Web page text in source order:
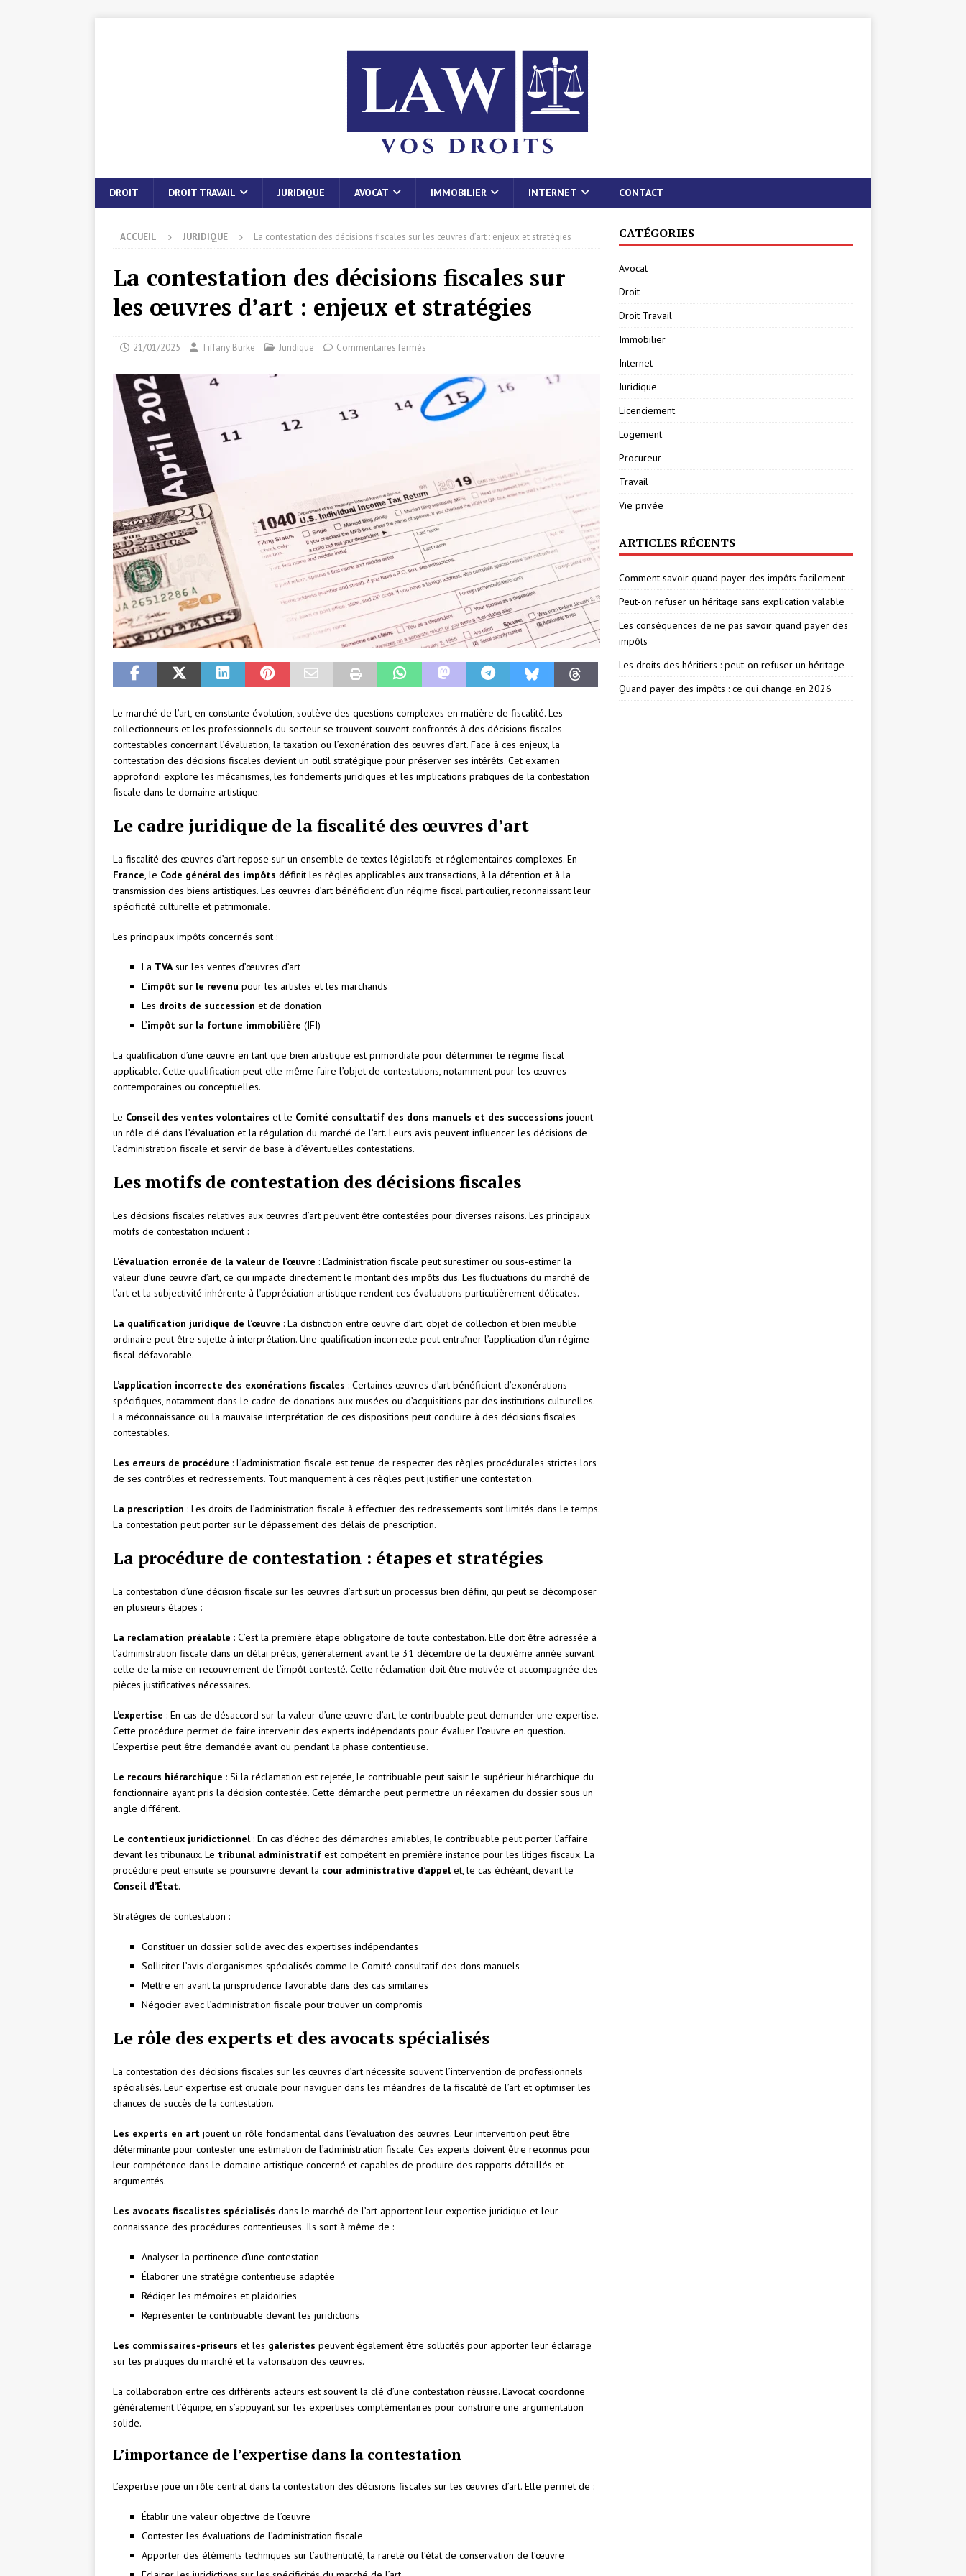
DROIT DROIT TRAVAIL JURIDIQUE AVOCAT IMMOBILIER INTERNET CONTACT
ACCUEIL JURIDIQUE La contestation des décisions fiscales sur les œuvres d’art : enjeux et stratégies
La contestation des décisions fiscales sur
les œuvres d’art : enjeux et stratégies
21/01/2025 Tiffany Burke Juridique Commentaires fermés
Le marché de l’art, en constante évolution, soulève des questions complexes en matière de fiscalité. Les
collectionneurs et les professionnels du secteur se trouvent souvent confrontés à des décisions fiscales
contestables concernant l’évaluation, la taxation ou l’exonération des œuvres d’art. Face à ces enjeux, la
contestation des décisions fiscales devient un outil stratégique pour préserver ses intérêts. Cet examen
approfondi explore les mécanismes, les fondements juridiques et les implications pratiques de la contestation
fiscale dans le domaine artistique.
Le cadre juridique de la fiscalité des œuvres d’art
La fiscalité des œuvres d’art repose sur un ensemble de textes législatifs et réglementaires complexes. En
France, le Code général des impôts définit les règles applicables aux transactions, à la détention et à la
transmission des biens artistiques. Les œuvres d’art bénéficient d’un régime fiscal particulier, reconnaissant leur
spécificité culturelle et patrimoniale.
Les principaux impôts concernés sont :
La TVAsur les ventes d’œuvres d’art
L’impôt sur le revenu pour les artistes et les marchands
Les droits de succession et de donation
L’impôt sur la fortune immobilière (IFI)
La qualification d’une œuvre en tant que bien artistique est primordiale pour déterminer le régime fiscal
applicable. Cette qualification peut elle-même faire l’objet de contestations, notamment pour les œuvres
contemporaines ou conceptuelles.
Le Conseil des ventes volontaires et le Comité consultatif des dons manuels et des successions jouent
un rôle clé dans l’évaluation et la régulation du marché de l’art. Leurs avis peuvent influencer les décisions de
l’administration fiscale et servir de base à d’éventuelles contestations.
Les motifs de contestation des décisions fiscales
Les décisions fiscales relatives aux œuvres d’art peuvent être contestées pour diverses raisons. Les principaux
motifs de contestation incluent :
L’évaluation erronée de la valeur de l’œuvre : L’administration fiscale peut surestimer ou sous-estimer la
valeur d’une œuvre d’art, ce qui impacte directement le montant des impôts dus. Les fluctuations du marché de
l’art et la subjectivité inhérente à l’appréciation artistique rendent ces évaluations particulièrement délicates.
La qualification juridique de l’œuvre : La distinction entre œuvre d’art, objet de collection et bien meuble
ordinaire peut être sujette à interprétation. Une qualification incorrecte peut entraîner l’application d’un régime
fiscal défavorable.
L’application incorrecte des exonérations fiscales : Certaines œuvres d’art bénéficient d’exonérations
spécifiques, notamment dans le cadre de donations aux musées ou d’acquisitions par des institutions culturelles.
La méconnaissance ou la mauvaise interprétation de ces dispositions peut conduire à des décisions fiscales
contestables.
Les erreurs de procédure : L’administration fiscale est tenue de respecter des règles procédurales strictes lors
de ses contrôles et redressements. Tout manquement à ces règles peut justifier une contestation.
La prescription : Les droits de l’administration fiscale à effectuer des redressements sont limités dans le temps.
La contestation peut porter sur le dépassement des délais de prescription.
La procédure de contestation : étapes et stratégies
La contestation d’une décision fiscale sur les œuvres d’art suit un processus bien défini, qui peut se décomposer
en plusieurs étapes :
La réclamation préalable : C’est la première étape obligatoire de toute contestation. Elle doit être adressée à
l’administration fiscale dans un délai précis, généralement avant le 31 décembre de la deuxième année suivant
celle de la mise en recouvrement de l’impôt contesté. Cette réclamation doit être motivée et accompagnée des
pièces justificatives nécessaires.
L’expertise : En cas de désaccord sur la valeur d’une œuvre d’art, le contribuable peut demander une expertise.
Cette procédure permet de faire intervenir des experts indépendants pour évaluer l’œuvre en question.
L’expertise peut être demandée avant ou pendant la phase contentieuse.
Le recours hiérarchique : Si la réclamation est rejetée, le contribuable peut saisir le supérieur hiérarchique du
fonctionnaire ayant pris la décision contestée. Cette démarche peut permettre un réexamen du dossier sous un
angle différent.
Le contentieux juridictionnel: En cas d’échec des démarches amiables, le contribuable peut porter l’affaire
devant les tribunaux. Le tribunal administratif est compétent en première instance pour les litiges fiscaux. La
procédure peut ensuite se poursuivre devant la cour administrative d’appelet, le cas échéant, devant le
Conseil d’État.
Stratégies de contestation :
Constituer un dossier solide avec des expertises indépendantes
Solliciter l’avis d’organismes spécialisés comme le Comité consultatif des dons manuels
Mettre en avant la jurisprudence favorable dans des cas similaires
Négocier avec l’administration fiscale pour trouver un compromis
Le rôle des experts et des avocats spécialisés
La contestation des décisions fiscales sur les œuvres d’art nécessite souvent l’intervention de professionnels
spécialisés. Leur expertise est cruciale pour naviguer dans les méandres de la fiscalité de l’art et optimiser les
chances de succès de la contestation.
Les experts en art jouent un rôle fondamental dans l’évaluation des œuvres. Leur intervention peut être
déterminante pour contester une estimation de l’administration fiscale. Ces experts doivent être reconnus pour
leur compétence dans le domaine artistique concerné et capables de produire des rapports détaillés et
argumentés.
Les avocats fiscalistes spécialisés dans le marché de l’art apportent leur expertise juridique et leur
connaissance des procédures contentieuses. Ils sont à même de :
Analyser la pertinence d’une contestation
Élaborer une stratégie contentieuse adaptée
Rédiger les mémoires et plaidoiries
Représenter le contribuable devant les juridictions
Les commissaires-priseurs et les galeristes peuvent également être sollicités pour apporter leur éclairage
sur les pratiques du marché et la valorisation des œuvres.
La collaboration entre ces différents acteurs est souvent la clé d’une contestation réussie. L’avocat coordonne
généralement l’équipe, en s’appuyant sur les expertises complémentaires pour construire une argumentation
solide.
L’importance de l’expertise dans la contestation
L’expertise joue un rôle central dans la contestation des décisions fiscales sur les œuvres d’art. Elle permet de :
Établir une valeur objective de l’œuvre
Contester les évaluations de l’administration fiscale
Apporter des éléments techniques sur l’authenticité, la rareté ou l’état de conservation de l’œuvre
CATÉGORIES
Avocat
Droit
Droit Travail
Immobilier
Internet
Juridique
Licenciement
Logement
Procureur
Travail
Vie privée
ARTICLES RÉCENTS
Comment savoir quand payer des impôts facilement
Peut-on refuser un héritage sans explication valable
Les conséquences de ne pas savoir quand payer des
impôts
Les droits des héritiers : peut-on refuser un héritage
Quand payer des impôts : ce qui change en 2026